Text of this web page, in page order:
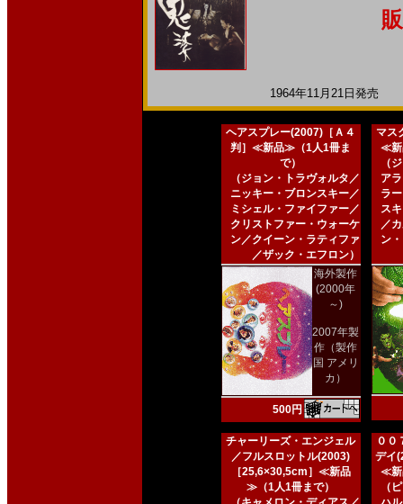
1964年11月21日発売
ヘアスプレー(2007)［Ａ４
判］≪新品≫（1人1冊ま
で）
（ジョン・トラヴォルタ／
ニッキー・ブロンスキー／
ミシェル・ファイファー／
クリストファー・ウォーケ
ン／クイーン・ラティファ
／ザック・エフロン）
海外製作
(2000年
～)
2007年製
作（製作
国 アメリ
カ）
500円
マス
≪新
（
ア
ラ
ス
／
ン
チャーリーズ・エンジェル
／フルスロットル(2003)
［25,6×30,5cm］≪新品
≫（1人1冊まで）
００
デイ
≪新
（